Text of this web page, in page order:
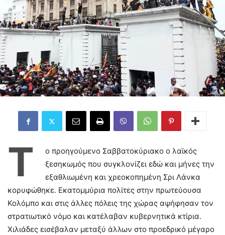
Τ
ο προηγούμενο Σαββατοκύριακο ο λαϊκός
ξεσηκωμός που συγκλονίζει εδώ και μήνες την
εξαθλιωμένη και χρεοκοπημένη Σρι Λάνκα
κορυφώθηκε. Εκατομμύρια πολίτες στην πρωτεύουσα
Κολόμπο και στις άλλες πόλεις της χώρας αψήφησαν τον
στρατιωτικό νόμο και κατέλαβαν κυβερνητικά κτίρια.
Χιλιάδες εισέβαλαν μεταξύ άλλων στο προεδρικό μέγαρο